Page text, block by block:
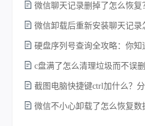
微信聊天记录删掉了怎么恢复
硬盘序列号查询全攻略：你知
截图电脑快捷键ctrl加什么？
微信不小心卸载了怎么恢复数